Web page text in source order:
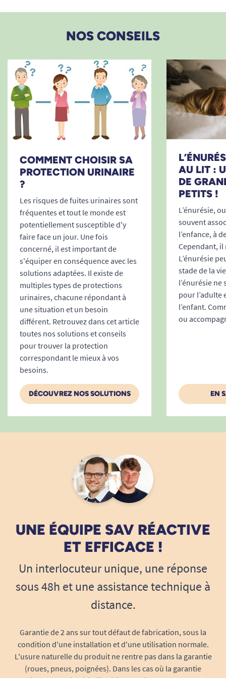
100 - 150 cm
4000 ml
150 - 170 cm 4000 ml
Besoin d’un autre format ou d’une capacité
supérieure ? Retrouvez l’ensemble de la gamme
SENI QUATRO pour choisir le niveau
d’absorption et la taille adaptés à chaque
morphologie.
Enfiler le change complet debout :
Ouvrez le change complet et dépliez-le
entièrement. Pliez-le doucement dans le sens de
la longueur pour activer le coussin absorbant.
Positionnez la protection entre les jambes, la
partie absorbante contre le corps.
Remontez la ceinture élastiquée devant et
derrière, ajustez la protection pour qu’elle
épouse parfaitement le bas du dos et le bas du
ventre.
Fixez les attaches velcro sur les côtés en les
ajustant à la taille. Assurez-vous que la
protection soit bien centrée et confortable.
Mettre le change complet sur une
personne allongée : étapes simples
Dépliez le change et pliez-le doucement en
longueur pour modeler le coussin absorbant.
Allongez la personne sur le côté. Glissez la
protection, puis fixez une à une les attaches
latérales velcro pour garantir l’ajustement
optimal, sans tension ni compression.
Repositionnez au besoin les attaches pour offrir
SENI QUATRO S en résumé
l’incontinence sévère, qui garantit un
discrétion grâce à sa technologie Fit & Dry,
à son cœur absorbant anatomique et à ses
barrières antifuites intégrales.
NOS CONSEILS
COMMENT CHOISIR SA
PROTECTION URINAIRE
?
Les risques de fuites urinaires sont
fréquentes et tout le monde est
potentiellement susceptible d'y
faire face un jour. Une fois
concerné, il est important de
s'équiper en conséquence avec les
solutions adaptées. Il existe de
multiples types de protections
urinaires, chacune répondant à
une situation et un besoin
différent. Retrouvez dans cet article
toutes nos solutions et conseils
pour trouver la protection
correspondant le mieux à vos
besoins.
DÉCOUVREZ NOS SOLUTIONS
AU LIT :
DE
PETITS !
L’énurésie,
souvent
l’enfance, à
Cependant, il
L’énurésie
stade de la
l’énurésie ne
pour l’adulte
l’enfant.
ou
EN
UNE ÉQUIPE SAV RÉACTIVE
ET EFFICACE !
Un interlocuteur unique, une réponse
sous 48h et une assistance technique à
distance.
Garantie de 2 ans sur tout défaut de fabrication, sous la
condition d'une installation et d'une utilisation normale.
L'usure naturelle du produit ne rentre pas dans la garantie
(roues, pneus, poignées). Dans les cas où la garantie